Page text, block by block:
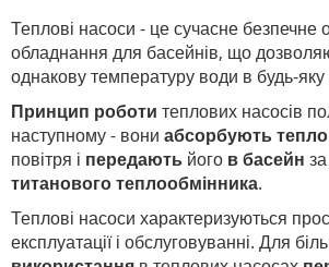
Теплові насоси - це сучасне безпечне
обладнання для басейнів, що
однакову температуру води в будь-яку
Принцип роботи теплових насосів
наступному - вони абсорбують тепло
повітря і передають його в басейн
титанового теплообмінника.
Теплові насоси характеризуються
експлуатації і обслуговуванні. Для